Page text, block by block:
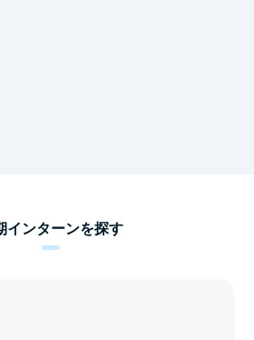
インターンを探す